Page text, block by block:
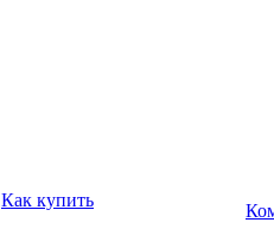
Как купить